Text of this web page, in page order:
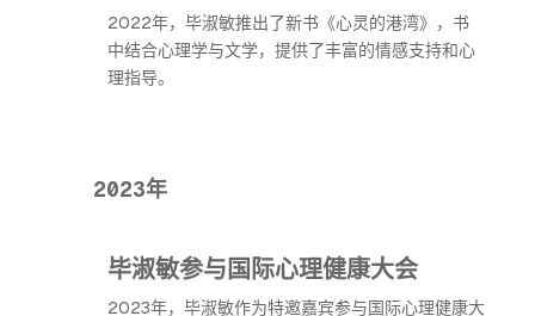
2022年，毕淑敏推出了新书《心灵的港湾》，书
中结合心理学与文学，提供了丰富的情感支持和心
理指导。
2023年
毕淑敏参与国际心理健康大会
2023年，毕淑敏作为特邀嘉宾参与国际心理健康大